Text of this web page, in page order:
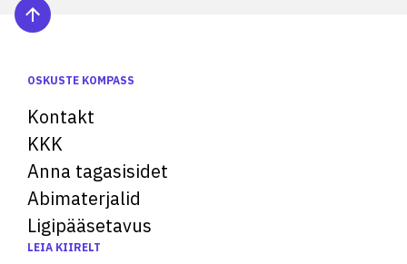
OSKUSTE KOMPASS
Kontakt
KKK
Anna tagasisidet
Abimaterjalid
Ligipääsetavus
LEIA KIIRELT